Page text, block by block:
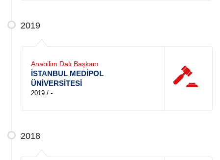
2019
Anabilim Dalı Başkanı
İSTANBUL MEDİPOL
ÜNİVERSİTESİ
2019 / -
2018